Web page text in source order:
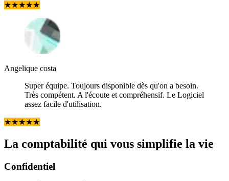
★★★★★
Angelique costa
Super équipe. Toujours disponible dès qu'on a besoin.
Très compétent. A l'écoute et compréhensif. Le Logiciel
assez facile d'utilisation.
★★★★★
La comptabilité qui vous simplifie la vie
Confidentiel